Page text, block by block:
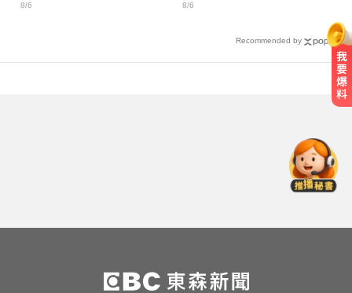
了解
8/6 8/6
Recommended by
下半身重創身亡
國中暑輔悲劇！小六升國一男學生
折斷掃把刺傷女師 右眼恐失明